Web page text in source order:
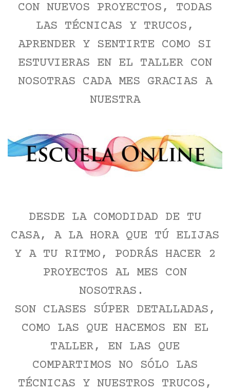
CON NUEVOS PROYECTOS, TODAS
LAS TÉCNICAS Y TRUCOS,
APRENDER Y SENTIRTE COMO SI
ESTUVIERAS EN EL TALLER CON
NOSOTRAS CADA MES GRACIAS A
NUESTRA
DESDE LA COMODIDAD DE TU
CASA, A LA HORA QUE TÚ ELIJAS
Y A TU RITMO, PODRÁS HACER 2
PROYECTOS AL MES CON
NOSOTRAS.
SON CLASES SÚPER DETALLADAS,
COMO LAS QUE HACEMOS EN EL
TALLER, EN LAS QUE
COMPARTIMOS NO SÓLO LAS
TÉCNICAS Y NUESTROS TRUCOS,